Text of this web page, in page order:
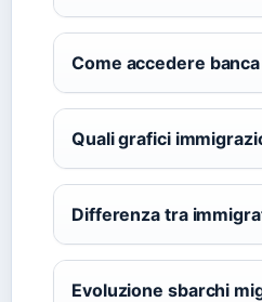
Come accedere
Quali grafici
Differenza tra
Evoluzione sbarchi